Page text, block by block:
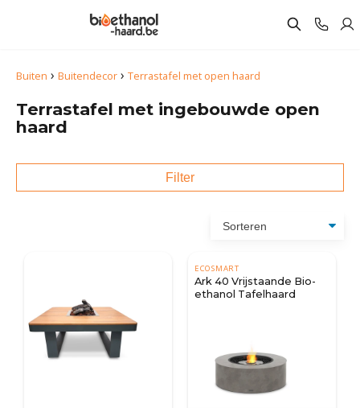
Buiten › Buitendecor › Terrastafel met open haard
Terrastafel met ingebouwde open
haard
Filter
ECOSMART
Ark 40 Vrijstaande Bio-
ethanol Tafelhaard